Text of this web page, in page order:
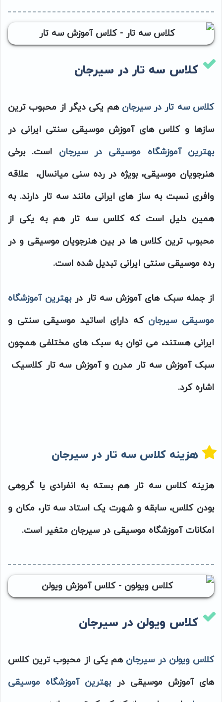
کلاس سه تار در سیرجان
کلاس سه تار در سیرجان هم یکی دیگر از محبوب ترین
سازها و کلاس های آموزش موسیقی سنتی ایرانی در
بهترین آموزشگاه موسیقی در سیرجان است. برخی
هنرجویان موسیقی، بویژه در رده سنی میانسال، علاقه
وافری نسبت به ساز های ایرانی مانند سه تار دارند. به
همین دلیل است که کلاس سه تار هم به یکی از
محبوب ترین کلاس ها در بین هنرجویان موسیقی و در
رده موسیقی سنتی ایرانی تبدیل شده است.
از جمله سبک های آموزش سه تار دربهترین آموزشگاه
موسیقی سیرجان که دارای اساتید موسیقی سنتی و
ایرانی هستند، می توان به سبک های مختلفی همچون
سبک آموزش سه تار مدرن و آموزش سه تار کلاسیک
اشاره کرد.
هزینه کلاس سه تار در سیرجان
هزینه کلاس سه تار هم بسته به انفرادی یا گروهی
بودن کلاس، سابقه و شهرت یک استاد سه تار، مکان و
امکانات آموزشگاه موسیقی در سیرجان متغیر است.
کلاس ویولن در سیرجان
کلاس ویولن در سیرجان هم یکی از محبوب ترین کلاس
های آموزش موسیقی در بهترین آموزشگاه موسیقی